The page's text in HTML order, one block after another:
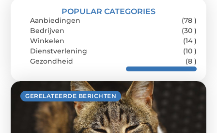
GERELATEERDE BERICHTEN
POPULAR CATEGORIES
Aanbiedingen
(78 )
Bedrijven
(30 )
Winkelen
(14 )
Dienstverlening
(10 )
Gezondheid
(8 )